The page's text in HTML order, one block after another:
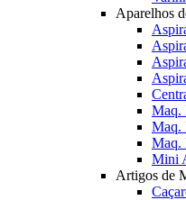
Aparelhos
Maq.
Maq.
Maq.
Mini
Artigos de